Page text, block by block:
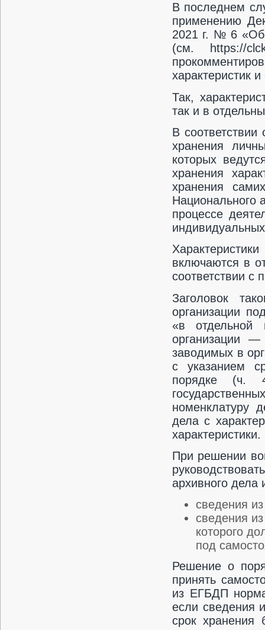
В последнем
применению
2021 г. № 6 «Об
(см. https://
характеристик
Так,
так и в
В
хранения
которых
хранения
хранения
Национального
процессе
включаются в
соответствии с
Заголовок
организации
«в отдельной
организации —
заводимых в
с указанием
порядке (ч.
номенклатуру
дела с
характеристики.
При решении
архивного дела
сведения
сведения
которого
под
Решение о
принять
из ЕГБДП
если сведения
срок хранения